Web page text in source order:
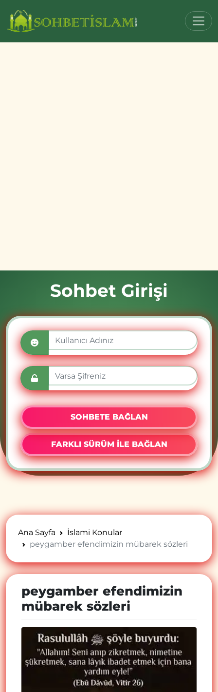
Sohbet Girişi
SOHBETE BAĞLAN
FARKLI SÜRÜM İLE BAĞLAN
Ana Sayfa
İslami Konular
peygamber efendimizin mübarek sözleri
peygamber efendimizin
mübarek sözleri